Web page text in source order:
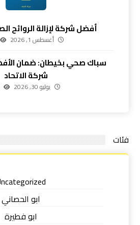
أفضل شركة لإزالة الروائح
أغسطس 1, 2026
سباك صحي بخيطان: ضمان
شركة الاتحاد
يوليو 30, 2026
فئات
ابو الحصاني
ابو فطيرة